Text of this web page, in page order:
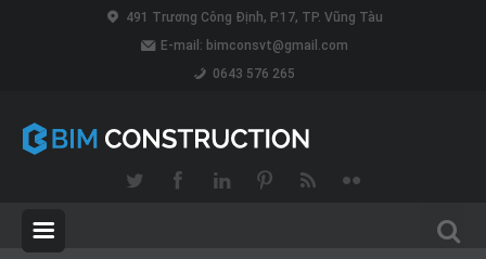
491 Trương Công Định, P.17, TP. Vũng Tàu
E-mail: bimconsvt@gmail.com
0643 576 265